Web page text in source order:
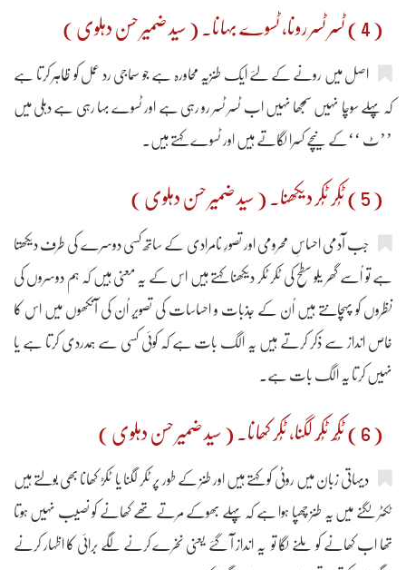
( 4 ) ٹسر ٹسر رونا، ٹسوے بہانا۔ ( سید ضمیر حسن دہلوی )
اصل میں رونے کے لئے ایک طنزیہ محاورہ ہے جو سماجی رد عمل کو ظاہر کرتا ہے
کہ پہلے سوچا نہیں سمجھا نہیں اب ٹسر ٹسر رو رہی ہے اور ٹسوے بہا رہی ہے دہلی میں
’’ٹ ‘‘کے نیچے کسرا لگاتے ہیں اور ٹسوے کہتے ہیں۔
( 5 ) ٹُکر ٹُکر دیکھنا۔ ( سید ضمیر حسن دہلوی )
جب آدمی احساسِ محرومی اور تصورِ نامرادی کے ساتھ کسی دوسرے کی طرف دیکھتا
ہے تو اُسے گھر یلو سطح کی ٹکر ٹکر دیکھنا کہتے ہیں اس کے یہ معنی ہیں کہ ہم دوسروں کی
نظروں کو پہچانتے ہیں اُن کے جذبات و احساسات کی تصویر اُن کی آنکھوں میں اس کا
خاص انداز سے ذکر کرتے ہیں یہ الگ بات ہے کہ کوئی کسی سے ہمدردی کرتا ہے یا
نہیں کرتا یہ الگ بات ہے۔
( 6 ) ٹُکّر ٹُکُر لگنا، ٹُکر کھانا۔ ( سید ضمیر حسن دہلوی )
دیہاتی زبان میں روٹی کو کہتے ہیں اور طنز کے طور پر ٹکر لگنا یا ٹکڑ کھانا بھی بولتے ہیں
ٹکٹر لگنے میں یہ طنز چھپا ہوا ہے کہ پہلے بھوکے مرتے تھے کھانے کو نصیب نہیں ہوتا
تھا اب کھانے کو ملنے لگا تو یہ انداز آ گئے یعنی نخرے کرنے لگے برائی کا اظہار کرنے